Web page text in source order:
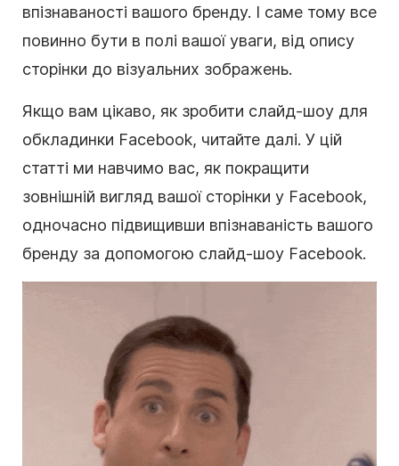
впізнаваності вашого бренду. І саме тому все
повинно бути в полі вашої уваги, від опису
сторінки до візуальних зображень.
Якщо вам цікаво, як зробити слайд-шоу для
обкладинки Facebook, читайте далі. У цій
статті ми навчимо вас, як покращити
зовнішній вигляд вашої сторінки у Facebook,
одночасно підвищивши впізнаваність вашого
бренду за допомогою слайд-шоу Facebook.